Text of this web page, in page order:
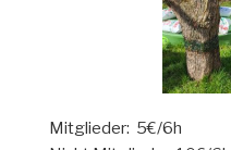
Mitglieder: 5€/6h